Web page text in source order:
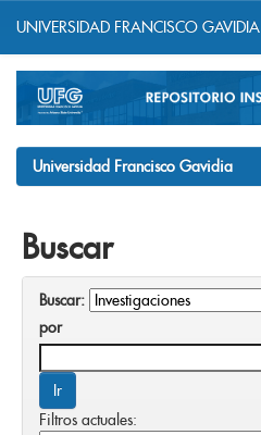
navigation
UNIVERSIDAD FRANCISCO GAVIDIA
Universidad Francisco Gavidia
Buscar
Buscar:
por
Filtros actuales: